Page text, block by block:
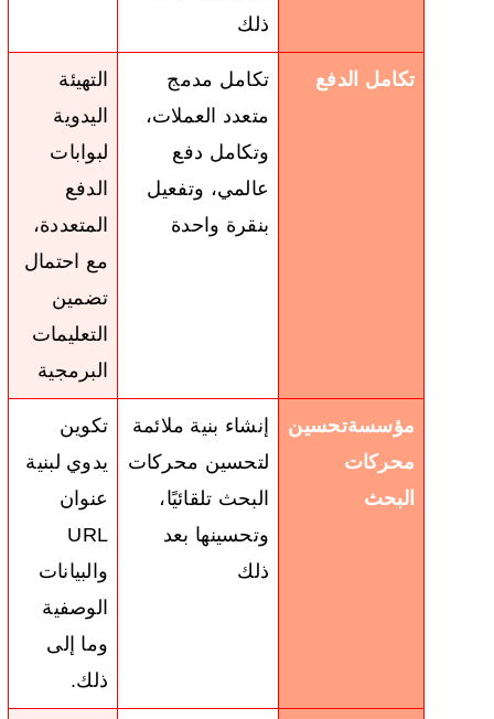
ذلك
تكامل الدفع
تكامل مدمج
متعدد العملات،
وتكامل دفع
عالمي، وتفعيل
بنقرة واحدة
التهيئة
اليدوية
لبوابات
الدفع
المتعددة،
مع احتمال
تضمين
التعليمات
البرمجية
مؤسسةتحسين
محركات
البحث
إنشاء بنية ملائمة
لتحسين محركات
البحث تلقائيًا،
وتحسينها بعد
ذلك
تكوين
يدوي لبنية
عنوان
URL
والبيانات
الوصفية
وما إلى
ذلك.